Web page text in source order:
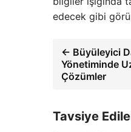
edecek gibi
← Büyüleyici
Yönetiminde
Çözümler
Tavsiye